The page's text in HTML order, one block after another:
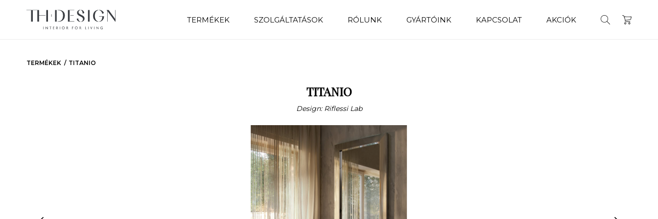
TERMÉKEK SZOLGÁLTATÁSOK RÓLUNK GYÁRTÓINK KAPCSOLAT AKCIÓK
TERMÉKEK TITANIO
TITANIO
Design: Riflessi Lab